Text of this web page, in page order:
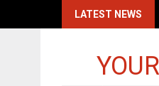
LATEST NEWS